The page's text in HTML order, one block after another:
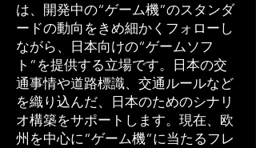
は、開発中の“ゲーム機”のスタンダ
ードの動向をきめ細かくフォローし
ながら、日本向けの“ゲームソフ
ト”を提供する立場です。日本の交
通事情や道路標識、交通ルールなど
を織り込んだ、日本のためのシナリ
オ構築をサポートします。現在、欧
州を中心に“ゲーム機”に当たるフレ